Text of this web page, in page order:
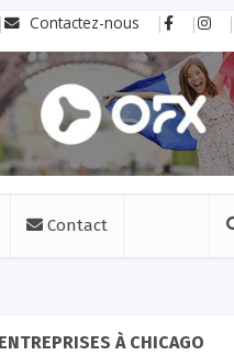
Contactez-nous
Contact
ENTREPRISES À CHICAGO